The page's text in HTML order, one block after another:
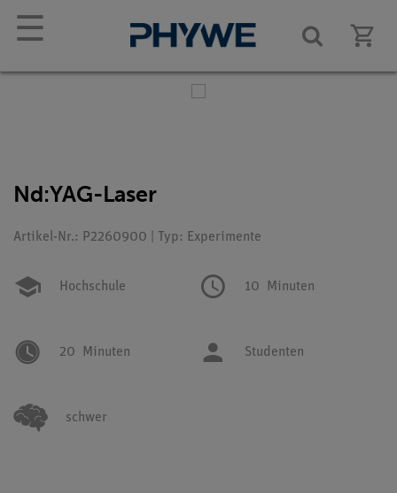
☰
Nd:YAG-Laser
Artikel-Nr.: P2260900 | Typ: Experimente
Hochschule 10 Minuten
20 Minuten Studenten
schwer